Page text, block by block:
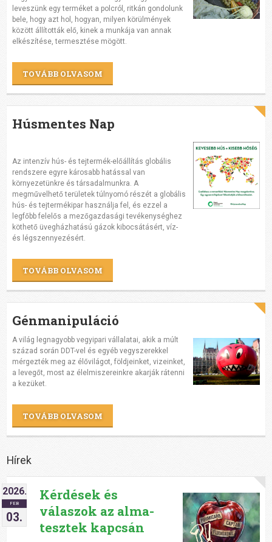
leveszünk egy terméket a polcról, ritkán gondolunk
bele, hogy azt hol, hogyan, milyen körülmények
között állították elő, kinek a munkája van annak
elkészítése, termesztése mögött.
TOVÁBB OLVASOM
Húsmentes Nap
Az intenzív hús- és tejtermék-előállítás globális
rendszere egyre károsabb hatással van
környezetünkre és társadalmunkra. A
megművelhető területek túlnyomó részét a globális
hús- és tejtermékipar használja fel, és ezzel a
legfőbb felelős a mezőgazdasági tevékenységhez
köthető üvegházhatású gázok kibocsátásért, víz-
és légszennyezésért.
TOVÁBB OLVASOM
Génmanipuláció
A világ legnagyobb vegyipari vállalatai, akik a múlt
század során DDT-vel és egyéb vegyszerekkel
mérgezték meg az élővilágot, földjeinket, vizeinket,
a levegőt, most az élelmiszereinkre akarják rátenni
a kezüket.
TOVÁBB OLVASOM
Hírek
2026.
FEB
03.
Kérdések és
válaszok az alma-
tesztek kapcsán